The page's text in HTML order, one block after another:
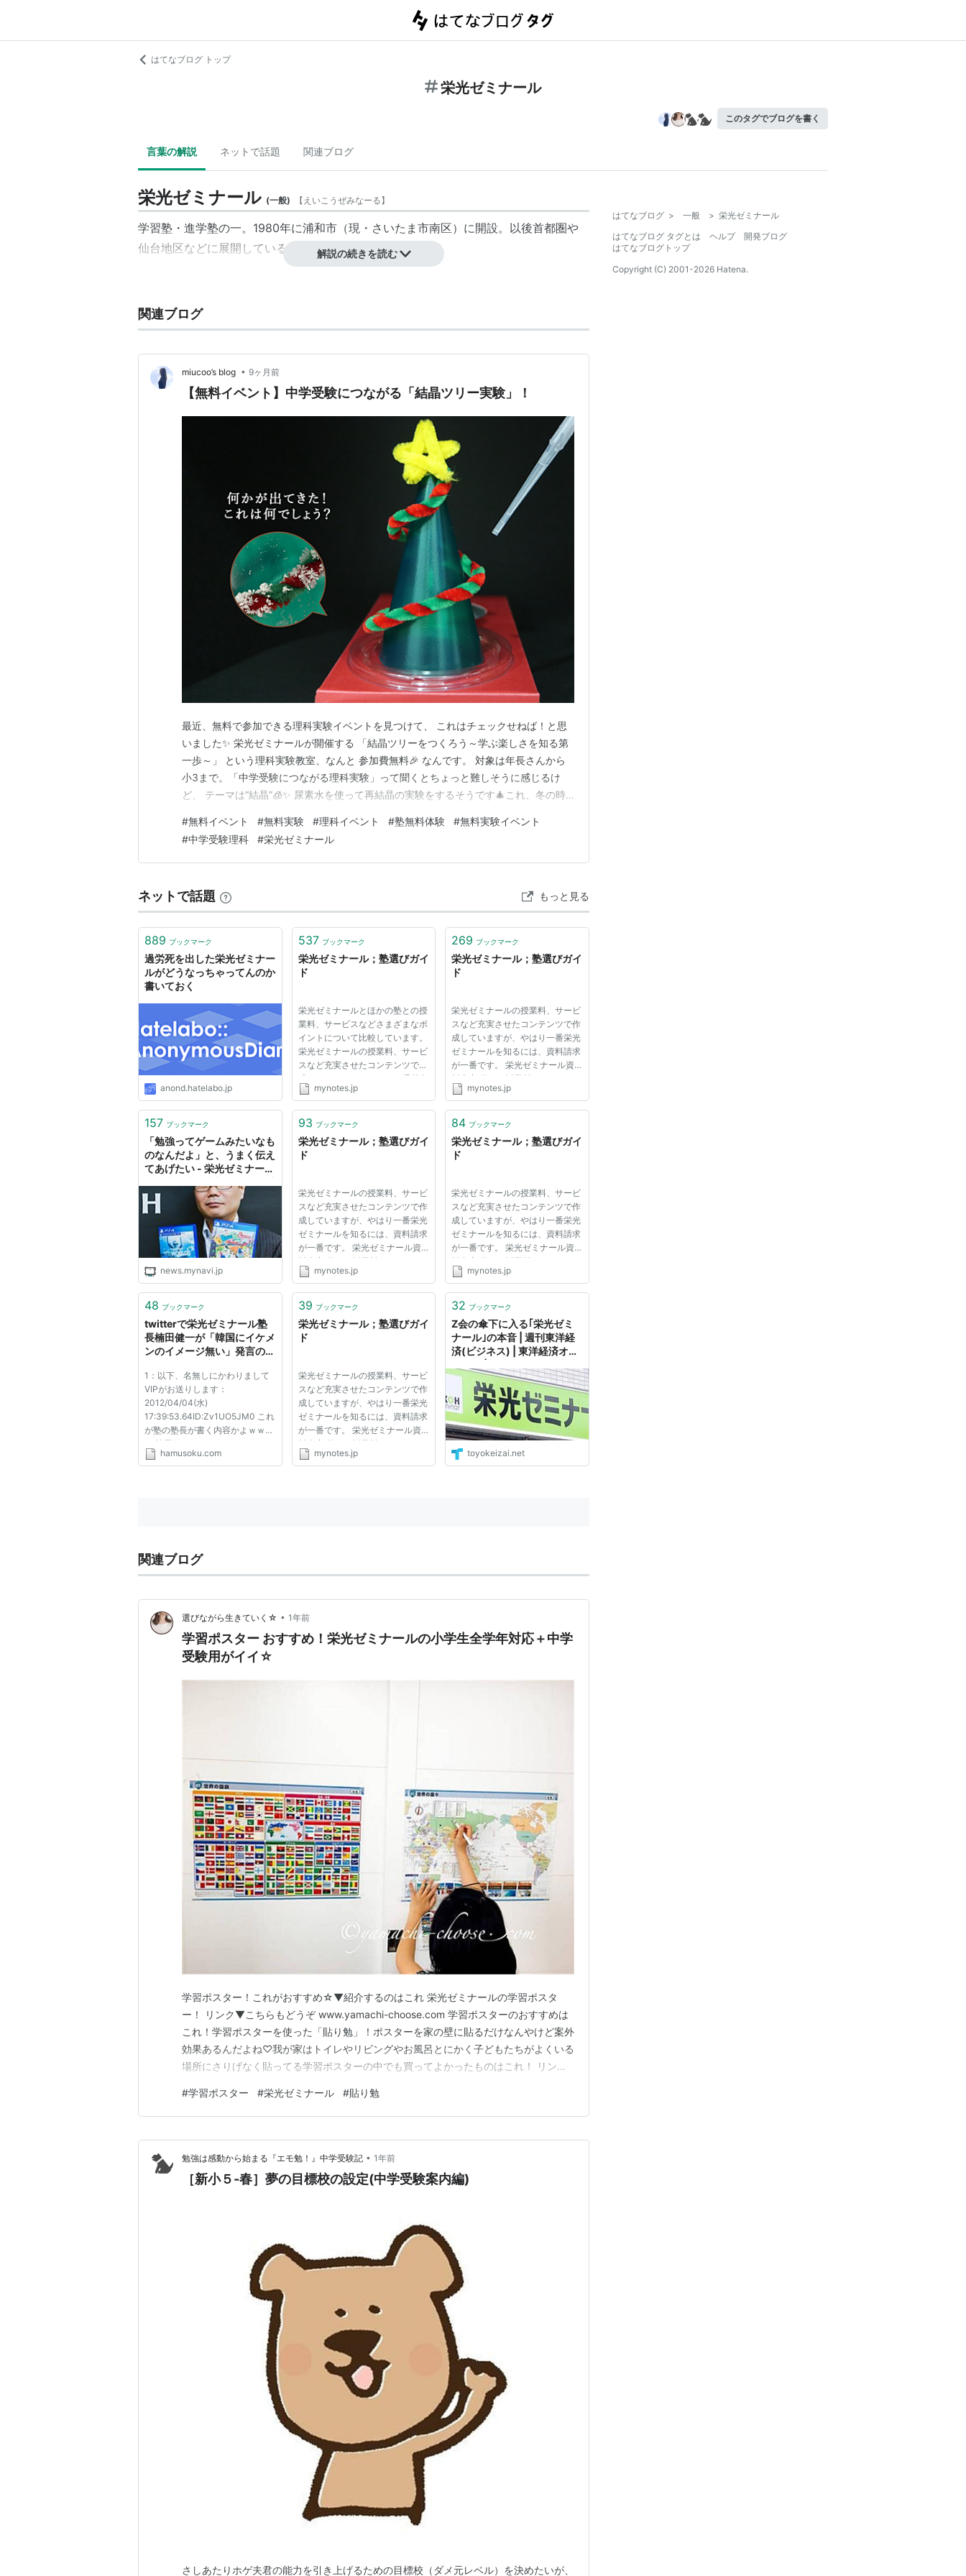
はてなブログ トップ
栄光ゼミナール
このタグでブログを書く
言葉の解説 ネットで話題 関連ブログ
栄光ゼミナール (一般) 【 えいこうぜみなーる】
学習塾・進学塾の一。1980年に浦和市（現・さいたま市南区）に開設。以後首都圏や
仙台地区などに展開している。
解説の続きを読む
関連ブログ
miucoo’s blog • 9ヶ月前
【無料イベント】中学受験につながる「結晶ツリー実験」！
最近、無料で参加できる理科実験イベントを見つけて、 これはチェックせねば！と思
いました✨ 栄光ゼミナールが開催する 「結晶ツリーをつくろう～学ぶ楽しさを知る第
一歩～」 という理科実験教室、なんと 参加費無料🎉 なんです。 対象は年長さんから
小3まで。「中学受験につながる理科実験」って聞くとちょっと難しそうに感じるけ
ど、 テーマは“結晶”🧊✨ 尿素水を使って再結晶の実験をするそうです🎄これ、冬の時
るんですよね。 ただ教科書で読むより、こうして「わぁ！できた！」という体験から
学ぶことで、 自然と“理科っておもしろい…
#無料イベント #無料実験 #理科イベント #塾無料体験 #無料実験イベント
#中学受験理科 #栄光ゼミナール
ネットで話題 もっと見る
889 ブックマーク
過労死を出した栄光ゼミナー
ルがどうなっちゃってんのか
書いておく
anond.hatelabo.jp
537 ブックマーク
栄光ゼミナール；塾選びガイ
ド
栄光ゼミナールとほかの塾との授
業料、サービスなどさまざまなポ
イントについて比較しています。
栄光ゼミナールの授業料、サービ
スなど充実させたコンテンツで作
成していますが、やはり一番栄光
ゼミナールを知るには、資料請求
料内容 日程と授業料についての
ご案内 栄光ゼミナールの夏期講...
mynotes.jp
269 ブックマーク
栄光ゼミナール；塾選びガイ
ド
栄光ゼミナールの授業料、サービ
スなど充実させたコンテンツで作
成していますが、やはり一番栄光
ゼミナールを知るには、資料請求
が一番です。 栄光ゼミナール資
料内容 日程と授業料についての
ご案内 栄光ゼミナールの夏期講
「今子供たちは・」資料集栄光ブ
ックレット とっておきなＤＶＤ...
mynotes.jp
157 ブックマーク
「勉強ってゲームみたいなも
のなんだよ」と、うまく伝え
てあげたい - 栄光ゼミナー
が語る | マイナビニュース
news.mynavi.jp
93 ブックマーク
栄光ゼミナール；塾選びガイ
ド
栄光ゼミナールの授業料、サービ
スなど充実させたコンテンツで作
成していますが、やはり一番栄光
ゼミナールを知るには、資料請求
が一番です。 栄光ゼミナール資
料内容 日程と授業料についての
ご案内 栄光ゼミナールの夏期講
「今子供たちは・」資料集栄光ブ
ックレット とっておきなＤＶＤ...
mynotes.jp
84 ブックマーク
栄光ゼミナール；塾選びガイ
ド
栄光ゼミナールの授業料、サービ
スなど充実させたコンテンツで作
成していますが、やはり一番栄光
ゼミナールを知るには、資料請求
が一番です。 栄光ゼミナール資
料内容 日程と授業料についての
ご案内 栄光ゼミナールの夏期講
「今子供たちは・」資料集栄光ブ
ックレット とっておきなＤＶＤ...
mynotes.jp
48 ブックマーク
twitterで栄光ゼミナール塾
長楠田健一が「韓国にイケメ
ンのイメージ無い」発言の杉
スター速報
1：以下、名無しにかわりまして
VIPがお送りします：
2012/04/04(水)
17:39:53.64ID:Zv1UO5JM0 これ
が塾の塾長が書く内容かよｗｗｗ
ｗ 楠田健一ツイッター
https://twitter.com/#!/kenichikus
hamusoku.com
39 ブックマーク
栄光ゼミナール；塾選びガイ
ド
栄光ゼミナールの授業料、サービ
スなど充実させたコンテンツで作
成していますが、やはり一番栄光
ゼミナールを知るには、資料請求
が一番です。 栄光ゼミナール資
料内容 日程と授業料についての
ご案内 栄光ゼミナールの夏期講
mynotes.jp
32 ブックマーク
Z会の傘下に入る｢栄光ゼミ
ナール｣の本音 | 週刊東洋経
済(ビジネス) | 東洋経済オン
準
toyokeizai.net
関連ブログ
選びながら生きていく☆ • 1年前
学習ポスター おすすめ！栄光ゼミナールの小学生全学年対応＋中学
受験用がイイ☆
学習ポスター！これがおすすめ☆▼紹介するのはこれ 栄光ゼミナールの学習ポスタ
ー！ リンク▼こちらもどうぞ www.yamachi-choose.com 学習ポスターのおすすめは
これ！学習ポスターを使った「貼り勉」！ポスターを家の壁に貼るだけなんやけど案外
効果あるんだよね♡我が家はトイレやリビングやお風呂とにかく子どもたちがよくいる
場所にさりげなく貼ってる学習ポスターの中でも買ってよかったものはこれ！ リンク
のがイイ！これさえ買っておけば何年生であっても活用できるよ☆▼こちらもどうぞ
www.yamachi-choos…
#学習ポスター #栄光ゼミナール #貼り勉
勉強は感動から始まる『エモ勉！』中学受験記 • 1年前
［新小５-春］夢の目標校の設定(中学受験案内編)
さしあたりホゲ夫君の能力を引き上げるための目標校（ダメ元レベル）を決めたいが、
はてなブログ > 一般 > 栄光ゼミナール
はてなブログ タグとは
ヘルプ
開発ブログ
はてなブログトップ
Copyright (C) 2001-2026 Hatena.